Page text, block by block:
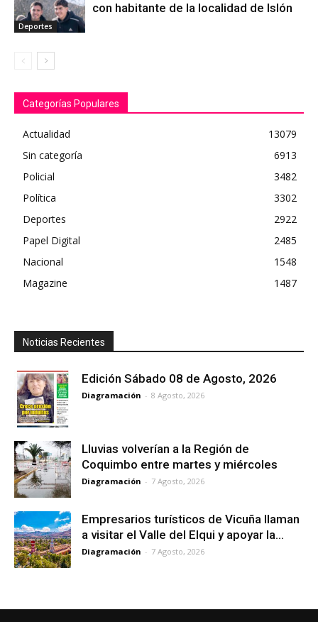
Deportes
con habitante de la localidad de Islón
Categorías Populares
Actualidad
13079
Sin categoría
6913
Policial
3482
Política
3302
Deportes
2922
Papel Digital
2485
Nacional
1548
Magazine
1487
Noticias Recientes
Edición Sábado 08 de Agosto, 2026
Diagramación - 8 Agosto, 2026
Lluvias volverían a la Región de
Coquimbo entre martes y miércoles
Diagramación - 7 Agosto, 2026
Empresarios turísticos de Vicuña llaman
a visitar el Valle del Elqui y apoyar la...
Diagramación - 7 Agosto, 2026